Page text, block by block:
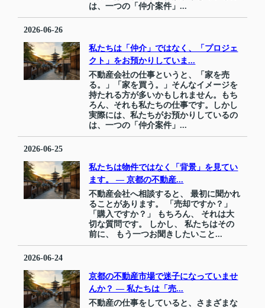
は、一つの「仲介案件」...
2026-06-26
私たちは「仲介」ではなく、「プロジェ
クト」をお預かりしていま...
不動産会社の仕事というと、「家を売
る。」「家を買う。」そんなイメージを
持たれる方が多いかもしれません。もち
ろん、それも私たちの仕事です。しかし
実際には、私たちがお預かりしているの
は、一つの「仲介案件」...
2026-06-25
私たちは物件ではなく「背景」を見てい
ます。 ― 京都の不動産...
不動産会社へ相談すると、 最初に聞かれ
ることがあります。 「売却ですか？」
「購入ですか？」 もちろん、 それは大
切な質問です。 しかし、 私たちはその
前に、 もう一つお聞きしたいこと...
2026-06-24
京都の不動産市場で迷子になっていませ
んか？ ― 私たちは「売...
不動産の仕事をしていると、さまざまな